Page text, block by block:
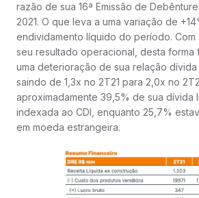
razão de sua 16ª Emissão de
2021. O que leva a uma variação de
endividamento líquido do período. Com
seu resultado operacional, desta forma
uma deterioração de sua relação dívida
saindo de 1,3x no 2T21 para 2,0x no
aproximadamente 39,5% de sua dívida
indexada ao CDI, enquanto 25,7%
em moeda estrangeira.